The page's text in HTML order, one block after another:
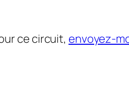
ce circuit, envoyez-